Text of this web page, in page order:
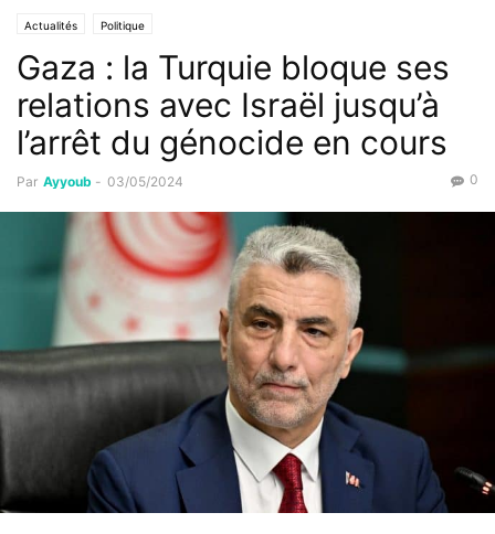
Actualités Politique
Gaza : la Turquie bloque ses
relations avec Israël jusqu’à
l’arrêt du génocide en cours
Par Ayyoub - 03/05/2024 0